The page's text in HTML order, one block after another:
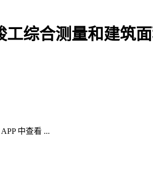
工综合测量和建筑
中查看 ...